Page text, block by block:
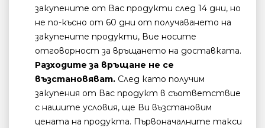
закупените от Вас продукти след 14 дни, но
не по-късно от 60 дни от получаването на
закупените продукти, Вие носите
отговорност за връщането на доставката.
Разходите за връщане не се
възстановяват. След като получим
закупения от Вас продукт в съответствие
с нашите условия, ще Ви възстановим
цената на продукта. Първоначалните такси